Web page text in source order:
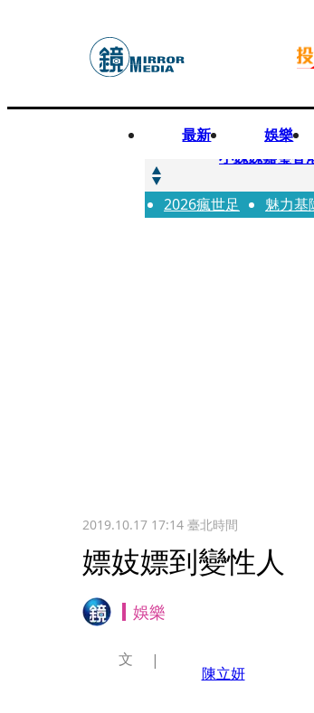
最新 娛樂
快訊
小魏魏嘉瑩香
快訊
台股明年有望
2026瘋世足 魅力基
2019.10.17 17:14臺北時間
嫖妓嫖到變性人
娛樂
文
陳立妍